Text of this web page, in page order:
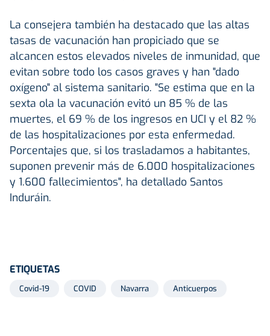
La consejera también ha destacado que las altas
tasas de vacunación han propiciado que se
alcancen estos elevados niveles de inmunidad, que
evitan sobre todo los casos graves y han "dado
oxígeno" al sistema sanitario. "Se estima que en la
sexta ola la vacunación evitó un 85 % de las
muertes, el 69 % de los ingresos en UCI y el 82 %
de las hospitalizaciones por esta enfermedad.
Porcentajes que, si los trasladamos a habitantes,
suponen prevenir más de 6.000 hospitalizaciones
y 1.600 fallecimientos", ha detallado Santos
Induráin.
ETIQUETAS
Covid-19 COVID Navarra Anticuerpos